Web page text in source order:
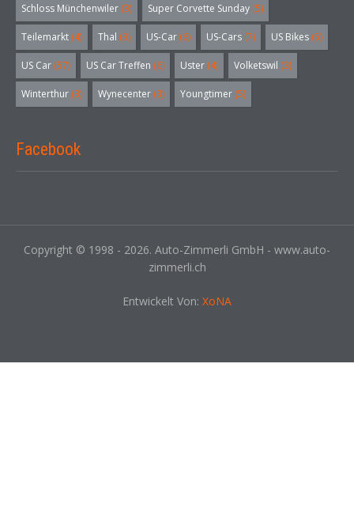
Schloss Münchenwiler (3) Super Corvette Sunday (5)
Teilemarkt (4) Thal (3) US-Car (6) US-Cars (7) US Bikes (5)
US Car (57) US Car Treffen (6) Uster (4) Volketswil (3)
Winterthur (3) Wynecenter (3) Youngtimer (5)
Facebook
Copyright © 1998 - 2026. Auto-Zimmerli GmbH - www.auto-
zimmerli.ch
Entwickelt Von: XoNA